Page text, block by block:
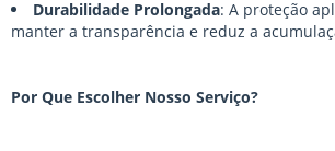
Durabilidade Prolongada: A proteção
manter a transparência e reduz a
Por Que Escolher Nosso Serviço?